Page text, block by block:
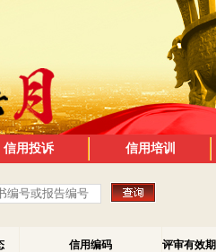
信用投诉 信用培训
信用编码 评审有效期